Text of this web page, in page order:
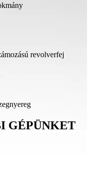
revolverfej
GÉPÜNKET